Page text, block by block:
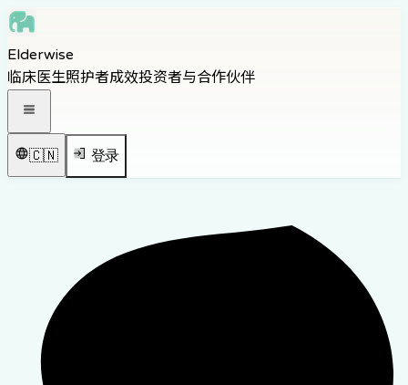
Skip to navigation
Skip to footer
Elderwise
临床医生照护者成效投资者与合作伙伴
🇨🇳 登录